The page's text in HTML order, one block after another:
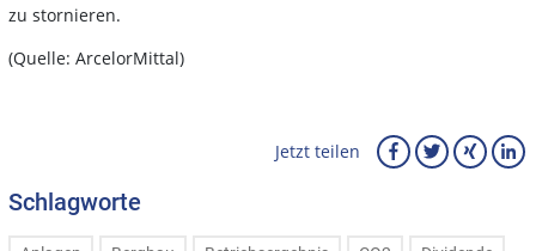
zu stornieren.
(Quelle: ArcelorMittal)
Jetzt teilen
Schlagworte